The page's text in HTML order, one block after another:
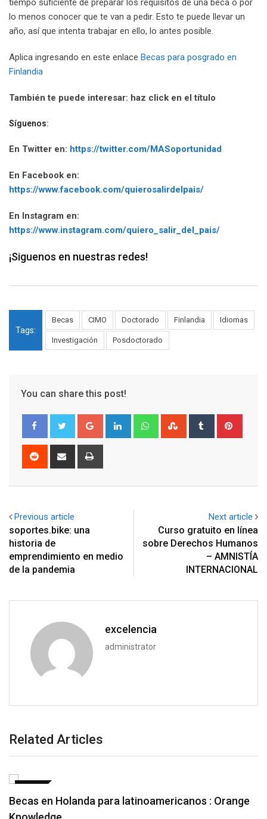
tiempo suficiente de preparar los requisitos de una beca o por
lo menos conocer que te van a pedir. Esto te puede llevar un
año, así que intenta trabajar en ello, lo antes posible.
Aplica ingresando en este enlace Becas para posgrado en
Finlandia
También te puede interesar: haz click en el título
Síguenos:
En Twitter en: https://twitter.com/MASoportunidad
En Facebook en:
https://www.facebook.com/quierosalirdelpais/
En Instagram en:
https://www.instagram.com/quiero_salir_del_pais/
¡Siguenos en nuestras redes!
Tags:
Becas CIMO Doctorado Finlandia Idiomas
Investigación Posdoctorado
You can share this post!
Google+ LinkedIn WhatsappStumbleUpon
Tumblr
Reddit
Share
Previous article
soportes.bike: una
historia de
emprendimiento en medio
de la pandemia
Next article
Curso gratuito en línea
sobre Derechos Humanos
– AMNISTÍA
INTERNACIONAL
excelencia
administrator
Related Articles
Becas en Holanda para latinoamericanos : Orange